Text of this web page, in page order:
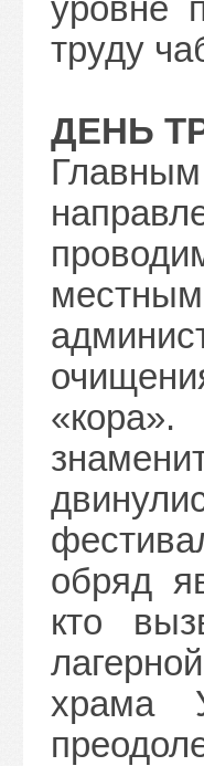
уровне
труду
ДЕНЬ
обряд
кто
храма